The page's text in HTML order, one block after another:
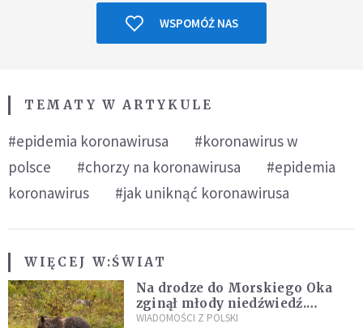
WSPOMÓŻ NAS
TEMATY W ARTYKULE
#epidemia koronawirusa
#koronawirus w
polsce
#chorzy na koronawirusa
#epidemia
koronawirus
#jak uniknąć koronawirusa
WIĘCEJ W:ŚWIAT
Na drodze do Morskiego Oka
zginął młody niedźwiedź.
Sprawę bada Policja i TPN
WIADOMOŚCI Z POLSKI